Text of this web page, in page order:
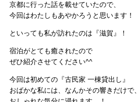
京都に行った話を載せていたので、
今回はわたしもあやかろうと思います！
といっても私が訪れたのは『滋賀』！
宿泊がとても癒されたので
ぜひ紹介させてください^^
今回は初めての『古民家 一棟貸出し』
おばかな私には、なんかその響きだけで、